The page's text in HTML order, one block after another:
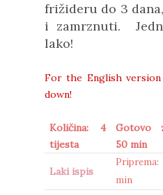
frižideru do 3
i zamrznuti.
lako!
For the English
down!
Količina: 4
tijesta
Gotovo
50 min
Laki ispis
Priprema:
min